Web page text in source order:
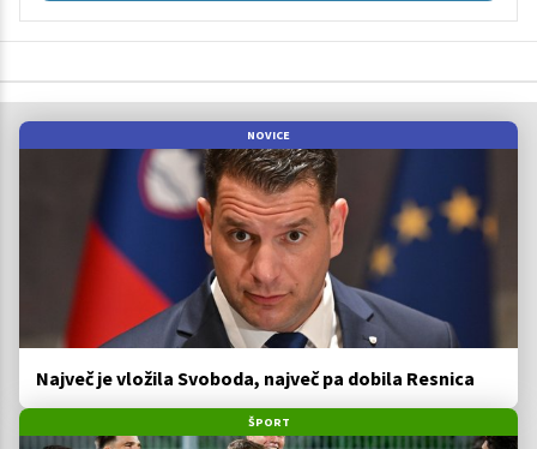
NOVICE
Največ je vložila Svoboda, največ pa dobila Resnica
ŠPORT